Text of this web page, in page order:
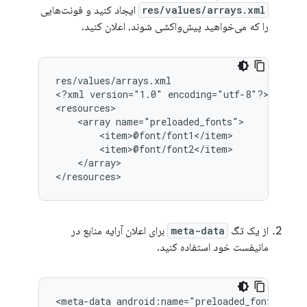
res/values/arrays.xml
ایجاد کنید و فونت‌هایی
را که می‌خواهید پیش‌واکشی شوند، اعلان کنید.
res/values/arrays.xml
<?xml version="1.0"
encoding="utf-8"?>
<array
</array>
</resources>
از یک تگ meta-data برای اعلان آرایه منابع در
مانیفست خود استفاده کنید.
<meta-data android:name="preloaded_fonts"